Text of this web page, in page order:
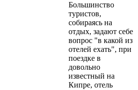
Большинство
туристов,
собираясь на
отдых, задают себе
вопрос "в какой из
отелей ехать", при
поездке в
довольно
известный на
Кипре, отель